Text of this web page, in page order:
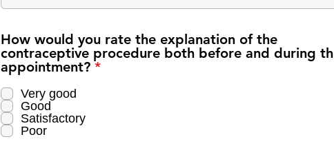
How would you rate the explanation of the
contraceptive procedure both before and during
appointment? *필
Very good
Good
Satisfactory
Poor